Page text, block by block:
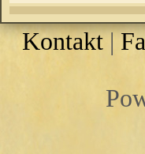
Kontakt |